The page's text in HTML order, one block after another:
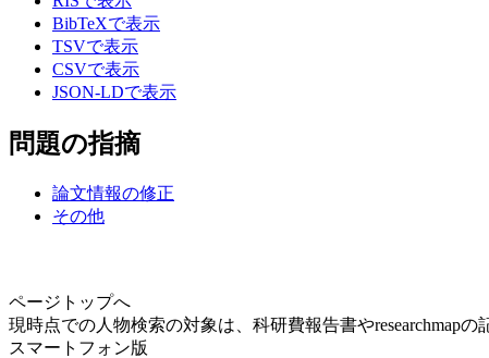
BibTeXで表示
TSVで表示
CSVで表示
JSON-LDで表示
問題の指摘
論文情報の修正
その他
ページトップへ
現時点での人物検索の対象は、科研費報告書やresearchmap
スマートフォン版